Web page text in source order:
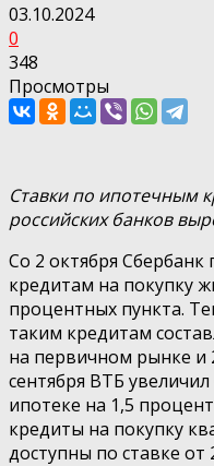
03.10.2024
0
348
Просмотры
Ставки по ипотечным
российских банков
Со 2 октября
кредитам на покупку
процентных пункта.
таким кредитам
на первичном рынке и
сентября ВТБ
ипотеке на 1,5
кредиты на покупку
доступны по ставке от